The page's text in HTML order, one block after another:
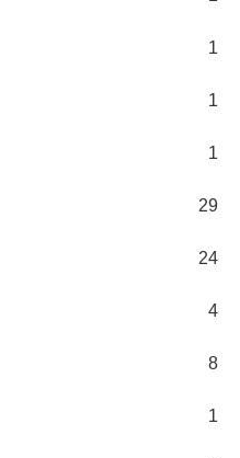
1
1
1
29
24
4
8
1